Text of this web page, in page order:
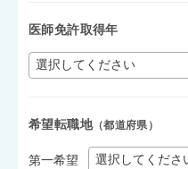
医師免許取得年
希望転職地（都道府県）
第一希望